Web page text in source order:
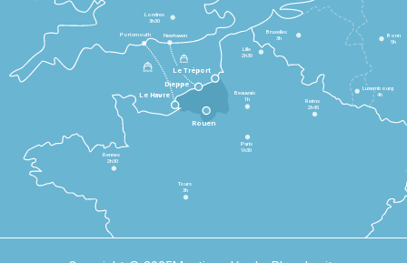
Le Havre
Dieppe
Le Tréport
Rennes
2h30
Tours
3h
Paris
1h30
Beauvais
1h
Reims
2h45
Lille
2h30
Bruxelles
3h
Londres
3h30
Newhaven
Portsmouth
Bonn
5h
Luxembourg
4h
Rouen